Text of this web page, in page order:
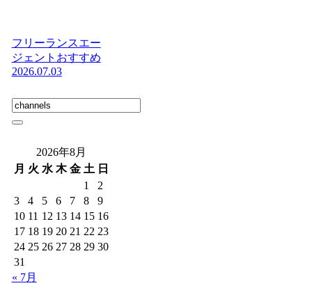
フリーランスエー
ジェントおすすめ
2026.07.03
2026年8月
月 火 水 木 金 土 日
1
2
3
4 5 6 7 8
9
10 11 12 13 14 15 16
17 18 19 20 21 22 23
24 25 26 27 28 29 30
31
« 7月